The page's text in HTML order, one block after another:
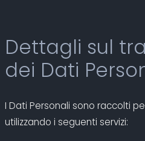
Dettagli sul
dei Dati
I Dati Personali sono raccolti
utilizzando i seguenti servizi: